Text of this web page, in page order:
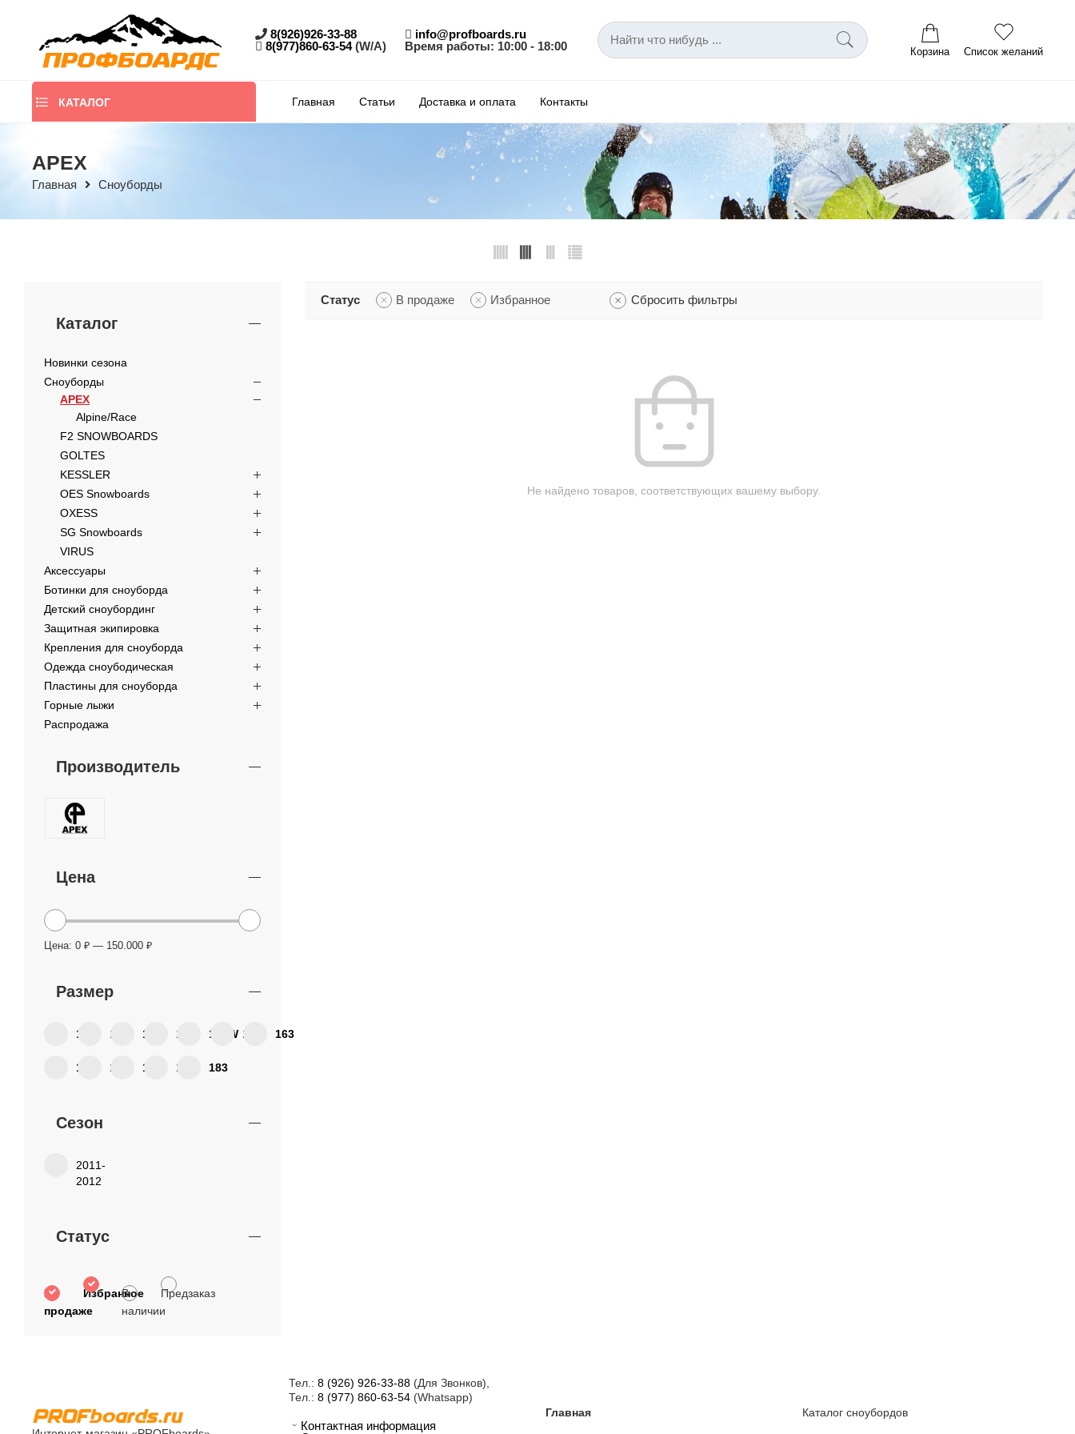
8(926)926-33-88
8(977)860-63-54(W/A)
info@profboards.ru
Время работы: 10:00 - 18:00
Корзина Список желаний
КАТАЛОГ Главная Статьи Доставка и оплата Контакты
APEX
Главная Сноуборды
Статус В продаже Избранное Сбросить фильтры
Не найдено товаров, соответствующих вашему выбору.
Каталог
Новинки сезона
Сноуборды
APEX
Alpine/Race
F2 SNOWBOARDS
GOLTES
KESSLER
OES Snowboards
OXESS
SG Snowboards
VIRUS
Аксессуары
Ботинки для сноуборда
Детский сноубординг
Защитная экипировка
Крепления для сноуборда
Одежда сноубодическая
Пластины для сноуборда
Горные лыжи
Распродажа
Производитель
Цена
Цена: 0 ₽ — 150.000 ₽
Размер
154 156 157 158 160W 162 163
165 166 174 178 183
Сезон
2011-
2012
Статус
В
продаже
Избранное
В
наличии
Предзаказ
Тел.: 8 (926) 926-33-88 (Для Звонков),
Тел.: 8 (977) 860-63-54 (Whatsapp)
Контактная информация
Главная
Каталог сноубордов